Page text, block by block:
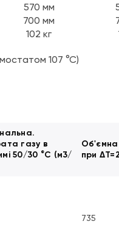
570 мм
700 мм
102 кг
107 °С)
газу в
50/30 °C (м3/
Об'ємна
при
735